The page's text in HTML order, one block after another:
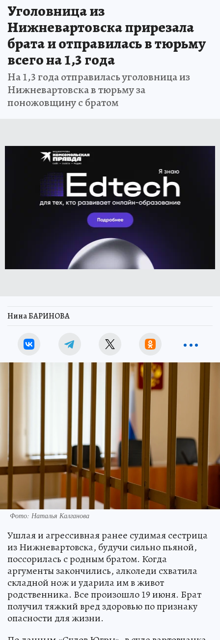
Уголовница из
Нижневартовска прирезала
брата и отправилась в тюрьму
всего на 1,3 года
На 1,3 года отправилась уголовница из
Нижневартовска в тюрьму за
поножовщину с братом
Нина БАРИНОВА
Фото: Наталья Калганова
Ушлая и агрессивная ранее судимая сестрица
из Нижневартовска, будучи сильно пьяной,
поссорилась с родным братом. Когда
аргументы закончились, алколеди схватила
складной нож и ударила им в живот
родственника. Все произошло 19 июня. Брат
получил тяжкий вред здоровью по признаку
опасности для жизни.